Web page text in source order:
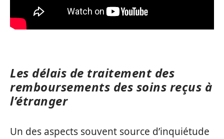
Les délais de traitement des
remboursements des soins reçus à
l’étranger
Un des aspects souvent source d’inquiétude